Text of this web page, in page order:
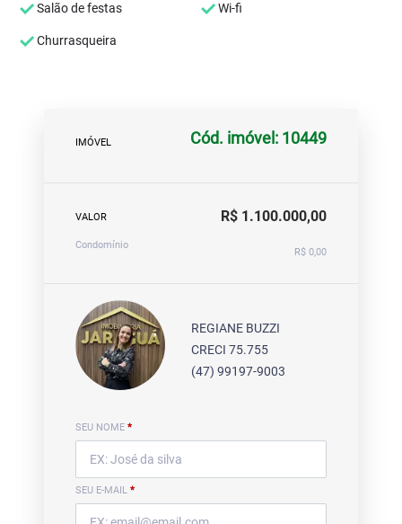
Salão de festas Wi-fi
Churrasqueira
IMÓVEL Cód. imóvel: 10449
VALOR R$ 1.100.000,00
Condomínio
R$ 0,00
REGIANE BUZZI
CRECI 75.755
(47) 99197-9003
SEU NOME *
SEU E-MAIL *